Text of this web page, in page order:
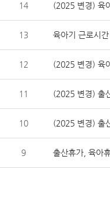
14 (2025 변경) 육
13 육아기 근로시
12 (2025 변경) 육
11 (2025 변경) 출
10 (2025 변경) 출
9 출산휴가, 육아